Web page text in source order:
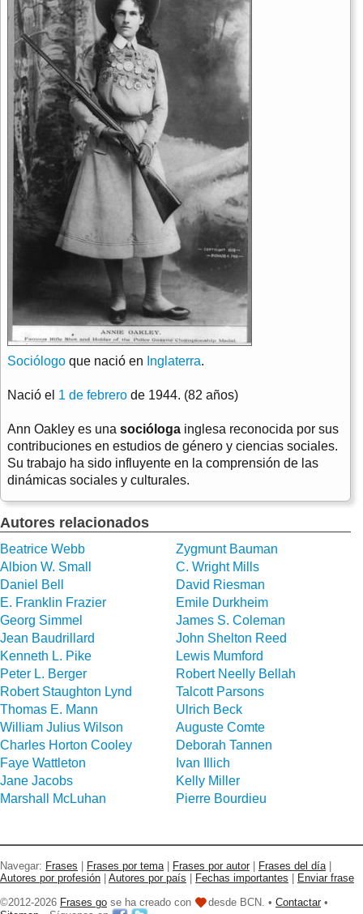
Sociólogo que nació en Inglaterra.
Nació el 1 de febrero de 1944. (82 años)
Ann Oakley es una socióloga inglesa reconocida por sus
contribuciones en estudios de género y ciencias sociales.
Su trabajo ha sido influyente en la comprensión de las
dinámicas sociales y culturales.
Autores relacionados
Beatrice Webb
Zygmunt Bauman
Albion W. Small
C. Wright Mills
Daniel Bell
David Riesman
E. Franklin Frazier
Emile Durkheim
Georg Simmel
James S. Coleman
Jean Baudrillard
John Shelton Reed
Kenneth L. Pike
Lewis Mumford
Peter L. Berger
Robert Neelly Bellah
Robert Staughton Lynd
Talcott Parsons
Thomas E. Mann
Ulrich Beck
William Julius Wilson
Auguste Comte
Charles Horton Cooley
Deborah Tannen
Faye Wattleton
Ivan Illich
Jane Jacobs
Kelly Miller
Marshall McLuhan
Pierre Bourdieu
Navegar: Frases Frases por tema| Frases por autor Frases del día|
Autores por profesión
Autores por país Fechas importantes
Enviar frase
©2012-2026 Frases go se ha creado con desde BCN. • Contactar •